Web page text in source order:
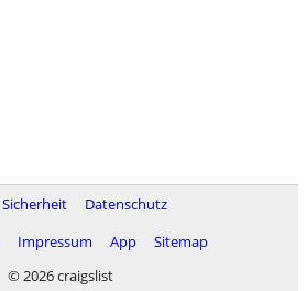
Sicherheit
Datenschutz
Impressum App
Sitemap
© 2026 craigslist